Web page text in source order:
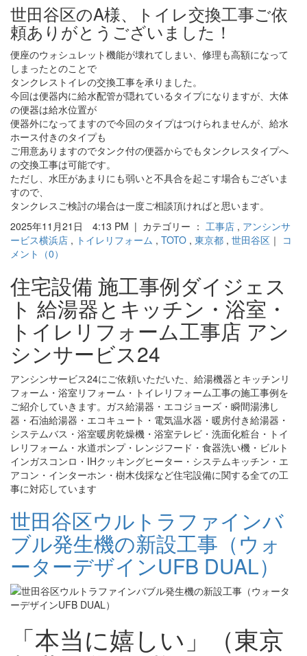
世田谷区のA様、トイレ交換工事ご依
頼ありがとうございました！
便座のウォシュレット機能が壊れてしまい、修理も高額になって
しまったとのことで
タンクレストイレの交換工事を承りました。
今回は便器内に給水配管が隠れているタイプになりますが、大体
の便器は給水位置が
便器外になってますので今回のタイプはつけられませんが、給水
ホース付きのタイプも
ご用意ありますのでタンク付の便器からでもタンクレスタイプへ
の交換工事は可能です。
ただし、水圧があまりにも弱いと不具合を起こす場合もございま
すので、
タンクレスご検討の場合は一度ご相談頂ければと思います。
2025年11月21日 4:13 PM | カテゴリー ： 工事店 , アンシンサ
ービス横浜店 , トイレリフォーム , TOTO , 東京都 , 世田谷区 ｜ コ
メント（0）
住宅設備 施工事例ダイジェス
ト 給湯器とキッチン・浴室・
トイレリフォーム工事店 アン
シンサービス24
アンシンサービス24にご依頼いただいた、給湯機器とキッチンリ
フォーム・浴室リフォーム・トイレリフォーム工事の施工事例を
ご紹介していきます。ガス給湯器・エコジョーズ・瞬間湯沸し
器・石油給湯器・エコキュート・電気温水器・暖房付き給湯器・
システムバス・浴室暖房乾燥機・浴室テレビ・洗面化粧台・トイ
レリフォーム・水道ポンプ・レンジフード・食器洗い機・ビルト
インガスコンロ・IHクッキングヒーター・システムキッチン・エ
アコン・インターホン・樹木伐採など住宅設備に関する全ての工
事に対応しています
世田谷区ウルトラファインバ
ブル発生機の新設工事（ウォ
ーターデザインUFB DUAL）
「本当に嬉しい」（東京